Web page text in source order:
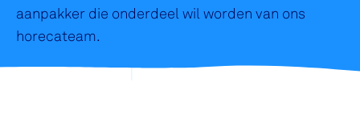
aanpakker die onderdeel wil worden van ons
horecateam.